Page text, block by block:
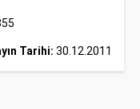
Tarihi: 30.12.2011